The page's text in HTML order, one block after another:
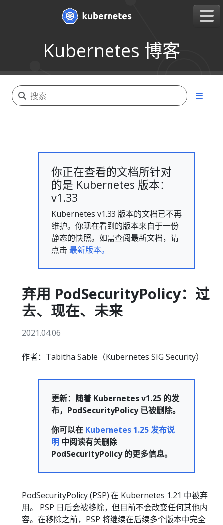
Kubernetes 博客
你正在查看的文档所针对
的是 Kubernetes 版本：
v1.33
Kubernetes v1.33 版本的文档已不再
维护。你现在看到的版本来自于一份
静态的快照。如需查阅最新文档，请
点击 最新版本。
弃用 PodSecurityPolicy：过
去、现在、未来
2021.04.06
作者：Tabitha Sable（Kubernetes SIG Security）
更新：随着 Kubernetes v1.25 的发
布，PodSecurityPolicy 已被删除。
你可以在 Kubernetes 1.25 发布说
明 中阅读有关删除
PodSecurityPolicy 的更多信息。
PodSecurityPolicy (PSP) 在 Kubernetes 1.21 中被弃
用。 PSP 日后会被移除，但目前不会改变任何其他内
容。在移除之前，PSP 将继续在后续多个版本中完全